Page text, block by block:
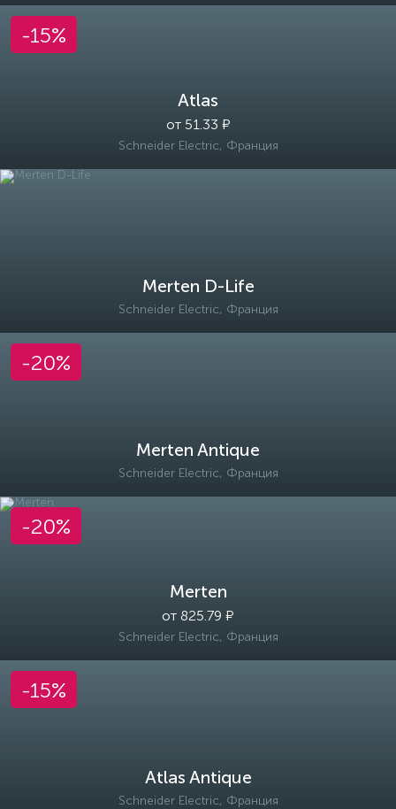
Atlas
от 51.33 ₽
Schneider Electric, Франция
-15%
Merten D-Life
Schneider Electric, Франция
Merten Antique
Schneider Electric, Франция
-20%
Merten
от 825.79 ₽
Schneider Electric, Франция
-20%
Atlas Antique
Schneider Electric, Франция
-15%